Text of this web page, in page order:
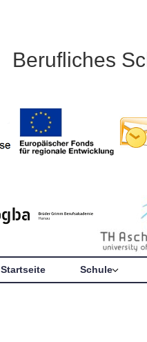
Berufliches
Startseite Schule